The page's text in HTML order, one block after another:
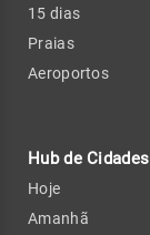
15 dias
Praias
Aeroportos
Hub de Cidades
Hoje
Amanhã